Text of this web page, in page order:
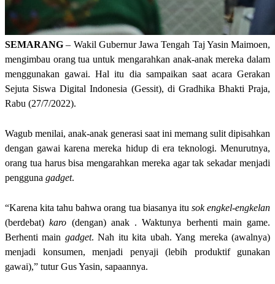
SEMARANG – Wakil Gubernur Jawa Tengah Taj Yasin Maimoen,
mengimbau orang tua untuk mengarahkan anak-anak mereka dalam
menggunakan gawai. Hal itu dia sampaikan saat acara Gerakan
Sejuta Siswa Digital Indonesia (Gessit), di Gradhika Bhakti Praja,
Rabu (27/7/2022).
Wagub menilai, anak-anak generasi saat ini memang sulit dipisahkan
dengan gawai karena mereka hidup di era teknologi. Menurutnya,
orang tua harus bisa mengarahkan mereka agar tak sekadar menjadi
pengguna gadget.
“Karena kita tahu bahwa orang tua biasanya itu sok engkel-engkelan
(berdebat)karo (dengan) anak . Waktunya berhenti main game.
Berhenti main gadget. Nah itu kita ubah. Yang mereka (awalnya)
menjadi konsumen, menjadi penyaji (lebih produktif gunakan
gawai),” tutur Gus Yasin, sapaannya.